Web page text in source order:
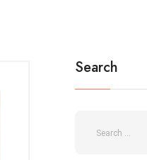
Search